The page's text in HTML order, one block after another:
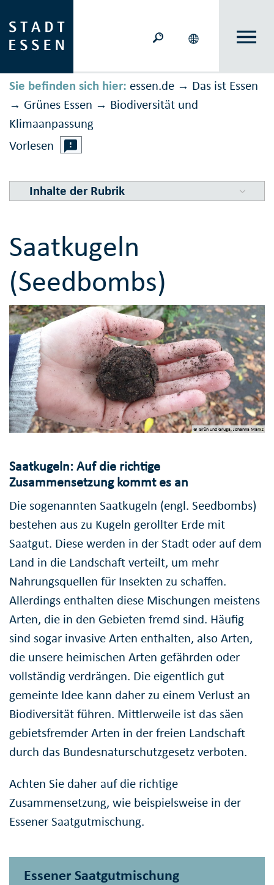
Sie befinden sich hier: essen.de → Das ist Essen
→ Grünes Essen → Biodiversität und
Klimaanpassung
Vorlesen
Inhalte der Rubrik
Saatkugeln
(Seedbombs)
© Grün und Gruga, Johanna Marks
Saatkugeln: Auf die richtige
Zusammensetzung kommt es an
Die sogenannten Saatkugeln (engl. Seedbombs)
bestehen aus zu Kugeln gerollter Erde mit
Saatgut. Diese werden in der Stadt oder auf dem
Land in die Landschaft verteilt, um mehr
Nahrungsquellen für Insekten zu schaffen.
Allerdings enthalten diese Mischungen meistens
Arten, die in den Gebieten fremd sind. Häufig
sind sogar invasive Arten enthalten, also Arten,
die unsere heimischen Arten gefährden oder
vollständig verdrängen. Die eigentlich gut
gemeinte Idee kann daher zu einem Verlust an
Biodiversität führen. Mittlerweile ist das säen
gebietsfremder Arten in der freien Landschaft
durch das Bundesnaturschutzgesetz verboten.
Achten Sie daher auf die richtige
Zusammensetzung, wie beispielsweise in der
Essener Saatgutmischung.
Essener Saatgutmischung